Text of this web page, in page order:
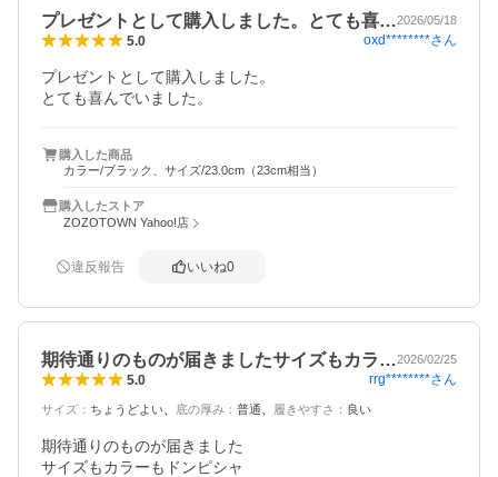
プレゼントとして購入しました。とても喜…2026/05/18
5.0 oxd********さん
プレゼントとして購入しました。
とても喜んでいました。
購入した商品
カラー/ブラック、サイズ/23.0cm（23cm相当）
購入したストア
ZOZOTOWN Yahoo!店
違反報告 いいね0
期待通りのものが届きましたサイズもカラ…2026/02/25
5.0 rrg********さん
サイズ ： ちょうどよい 底の厚み ： 普通 履きやすさ ： 良い
期待通りのものが届きました
サイズもカラーもドンピシャ